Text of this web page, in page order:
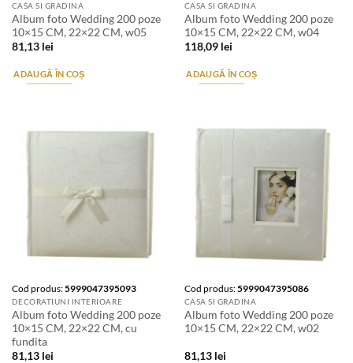
CASA SI GRADINA
Album foto Wedding 200 poze
10×15 CM, 22×22 CM, w05
81,13 lei
ADAUGĂ ÎN COȘ
CASA SI GRADINA
Album foto Wedding 200 poze
10×15 CM, 22×22 CM, w04
118,09 lei
ADAUGĂ ÎN COȘ
Cod produs:5999047395093
DECORATIUNI INTERIOARE
Album foto Wedding 200 poze
10×15 CM, 22×22 CM, cu
fundita
81,13 lei
Cod produs:5999047395086
CASA SI GRADINA
Album foto Wedding 200 poze
10×15 CM, 22×22 CM, w02
81,13 lei